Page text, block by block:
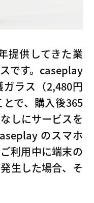
提供してきた業
です。caseplay
ラス（2,480円
で、購入後365
しにサービスを
のスマホ
利用中に端末の
生した場合、そ